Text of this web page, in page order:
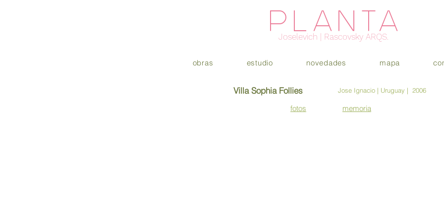
PLANTA
Joselevich | Rascovsky ARQS.
obras estudio novedades mapa
Jose Ignacio | Uruguay | 2006
Villa Sophia Follies
fotos memoria